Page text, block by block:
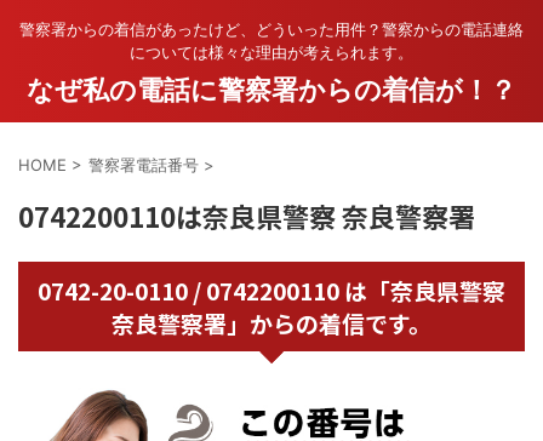
警察署からの着信があったけど、どういった用件？警察からの電話連絡
については様々な理由が考えられます。
なぜ私の電話に警察署からの着信が！？
HOME > 警察署電話番号 >
0742200110は奈良県警察 奈良警察署
0742-20-0110 / 0742200110 は「奈良県警察
奈良警察署」からの着信です。